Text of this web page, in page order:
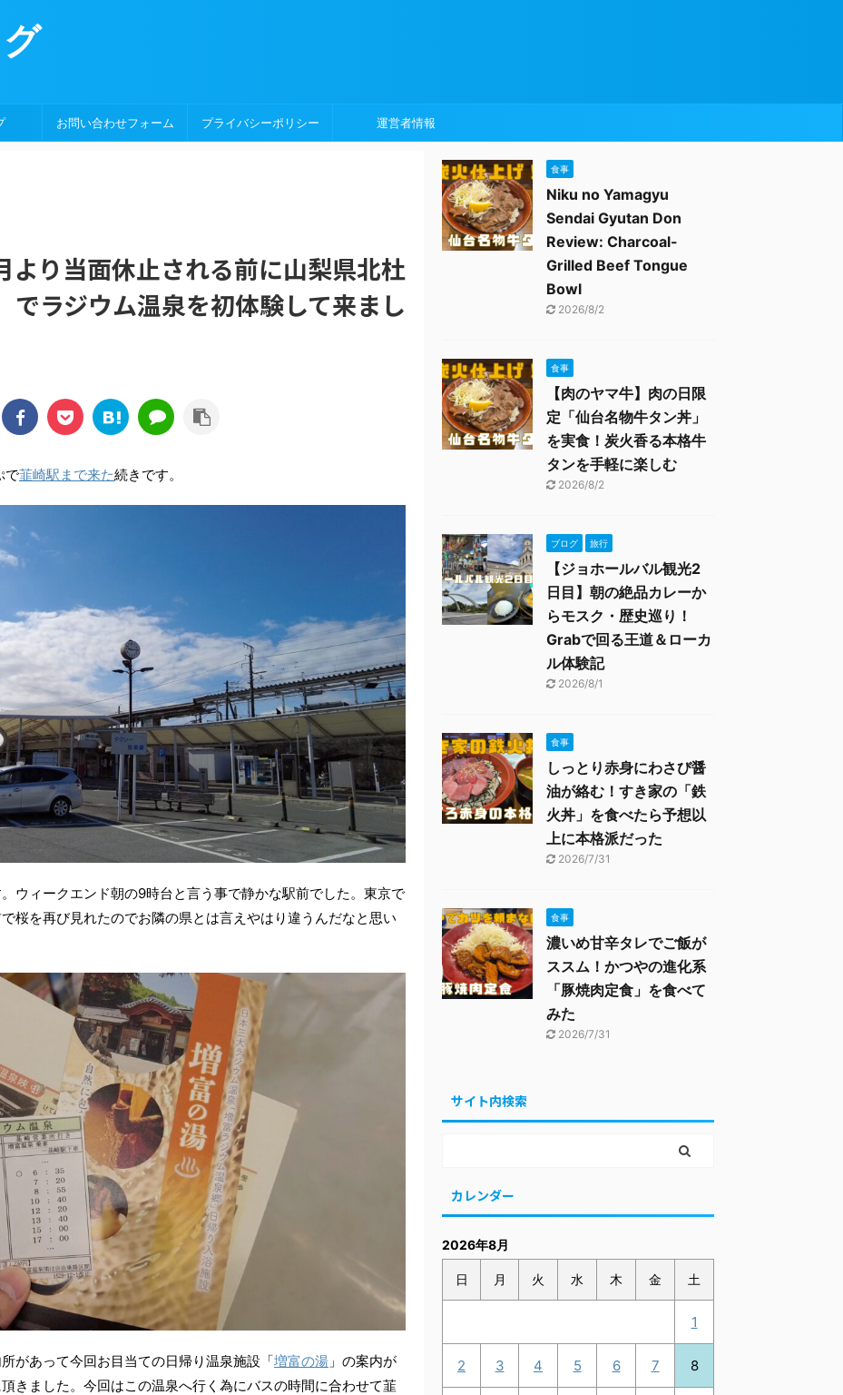
お問い合わせフォーム プライバシーポリシー 運営者情報
より当面休止される前に山梨県北杜
でラジウム温泉を初体験して来まし
で韮崎駅まで来た続きです。
ウィークエンド朝の9時台と言う事で静かな駅前でした。東京で
桜を再び見れたのでお隣の県とは言えやはり違うんだなと思い
があって今回お目当ての日帰り温泉施設「増富の湯 」の案内が
きました。今回はこの温泉へ行く為にバスの時間に合わせて韮
食事
Niku no Yamagyu
Sendai Gyutan Don
Review: Charcoal-
Grilled Beef Tongue
Bowl
2026/8/2
食事
【肉のヤマ牛】肉の日限
定「仙台名物牛タン丼」
を実食！炭火香る本格牛
タンを手軽に楽しむ
2026/8/2
ブログ 旅行
【ジョホールバル観光2
日目】朝の絶品カレーか
らモスク・歴史巡り！
Grabで回る王道＆ローカ
ル体験記
2026/8/1
食事
しっとり赤身にわさび醤
油が絡む！すき家の「鉄
火丼」を食べたら予想以
上に本格派だった
2026/7/31
食事
濃いめ甘辛タレでご飯が
ススム！かつやの進化系
「豚焼肉定食」を食べて
みた
2026/7/31
サイト内検索
カレンダー
2026年8月
日 月 火 水 木 金 土
1
2 3 4 5 6 7 8